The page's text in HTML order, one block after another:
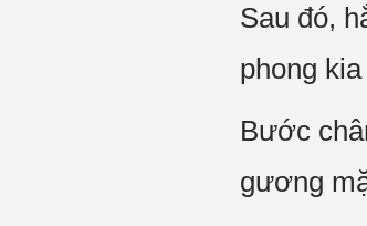
Sau đó,
phong
Bước
gương